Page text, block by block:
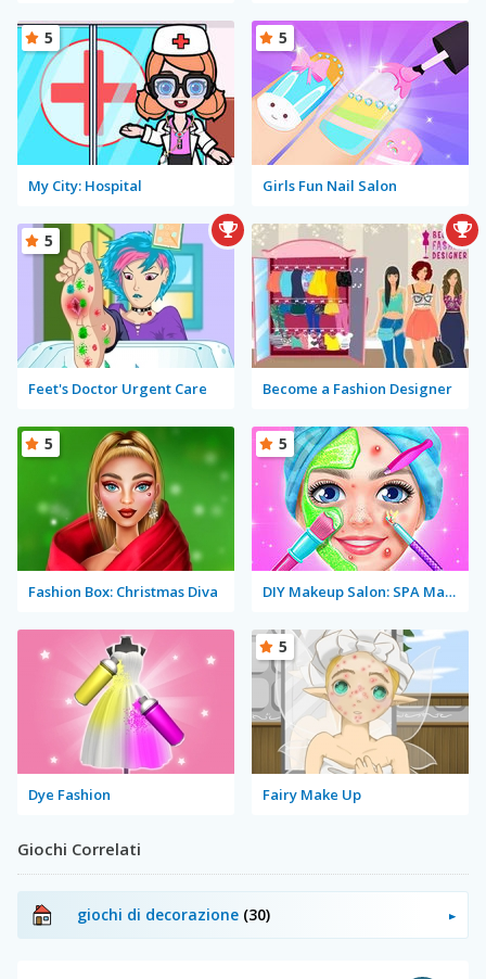
My City: Hospital
5
Girls Fun Nail Salon
5
Feet's Doctor Urgent Care
5
Become a Fashion Designer
Fashion Box: Christmas Diva
5
DIY Makeup Salon: SPA Makeover Studio
5
Dye Fashion Fairy Make Up
5
Giochi Correlati
giochi di decorazione (30)